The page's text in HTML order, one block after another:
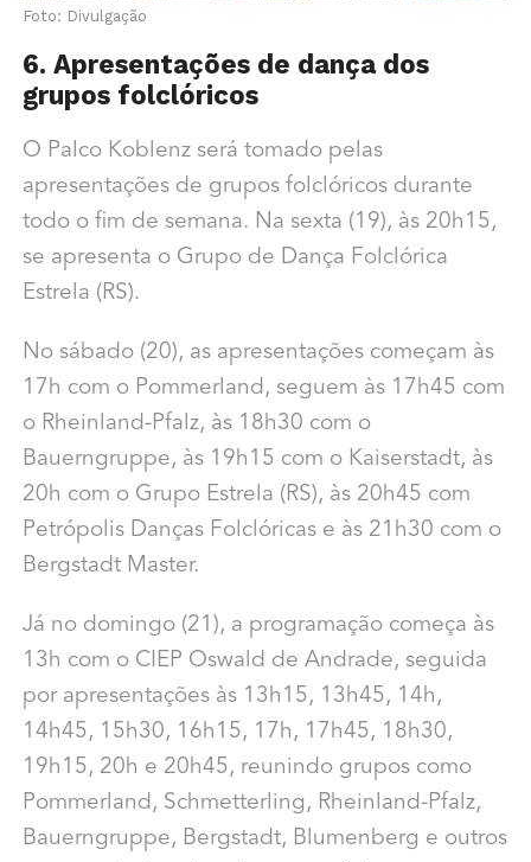
Foto: Divulgação
6. Apresentações de dança dos
grupos folclóricos
O Palco Koblenz será tomado pelas
apresentações de grupos folclóricos durante
todo o fim de semana. Na sexta (19), às 20h15,
se apresenta o Grupo de Dança Folclórica
Estrela (RS).
No sábado (20), as apresentações começam às
17h com o Pommerland, seguem às 17h45 com
o Rheinland-Pfalz, às 18h30 com o
Bauerngruppe, às 19h15 com o Kaiserstadt, às
20h com o Grupo Estrela (RS), às 20h45 com
Petrópolis Danças Folclóricas e às 21h30 com o
Bergstadt Master.
Já no domingo (21), a programação começa às
13h com o CIEP Oswald de Andrade, seguida
por apresentações às 13h15, 13h45, 14h,
14h45, 15h30, 16h15, 17h, 17h45, 18h30,
19h15, 20h e 20h45, reunindo grupos como
Pommerland, Schmetterling, Rheinland-Pfalz,
Bauerngruppe, Bergstadt, Blumenberg e outros